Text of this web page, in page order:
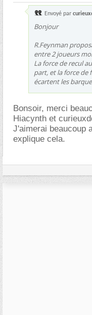
Envoyé par
Bonjour
R.Feynman
entre 2 joueurs
La force de recul
part, et la force de
écartent les
Bonsoir, merci
Hiacynth et
J'aimerai beaucoup
explique cela.